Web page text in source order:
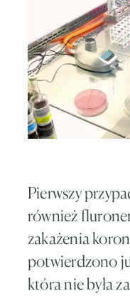
Pierwszy
również
zakażenia
potwierdzono
która nie była